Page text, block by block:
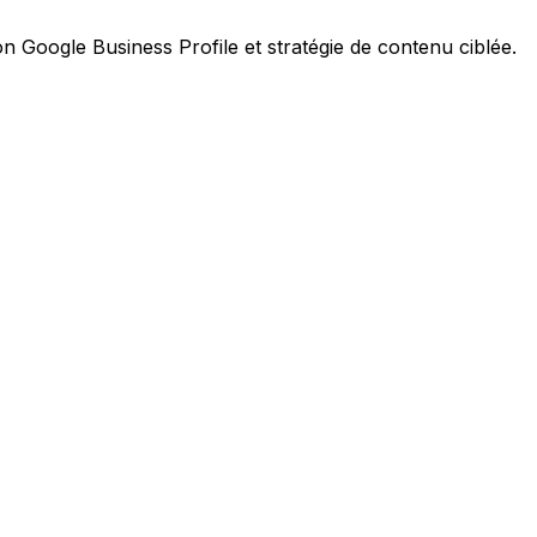
Google Business Profile et stratégie de contenu ciblée.